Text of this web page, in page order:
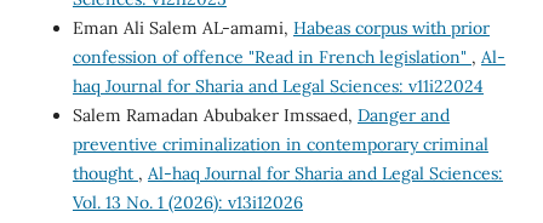
Eman Ali Salem AL-amami, Habeas corpus with prior
confession of offence "Read in French legislation" , Al-
haq Journal for Sharia and Legal Sciences: v11i22024
Salem Ramadan Abubaker Imssaed, Danger and
preventive criminalization in contemporary criminal
thought , Al-haq Journal for Sharia and Legal Sciences:
Vol. 13 No. 1 (2026): v13i12026